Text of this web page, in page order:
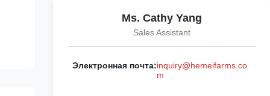
Ms. Cathy Yang
Sales Assistant
Электронная почта:inquiry@hemeifarms.co
m